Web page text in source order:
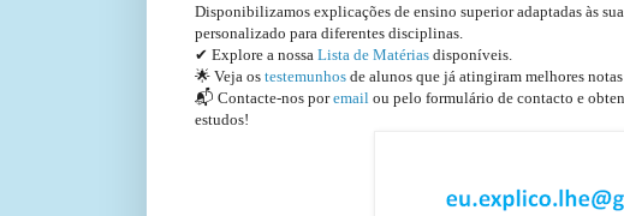
Disponibilizamos explicações de ensino superior adaptadas às
personalizado para diferentes disciplinas.
✔ Explore a nossa Lista de Matérias disponíveis.
🌟 Veja os testemunhos de alunos que já atingiram melhores
📬 Contacte-nos poremail ou pelo formulário de contacto e
estudos!